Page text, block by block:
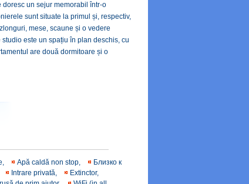
un sejur memorabil într-o
sunt situate la primul și, respectiv,
mese, scaune și o vedere
este un spațiu în plan deschis, cu
are două dormitoare și o
Apă caldă non stop,
Близко к
Intrare privată,
Εxtinctor,